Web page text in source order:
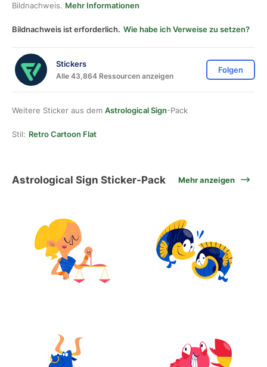
Bildnachweis. Mehr Informationen
Bildnachweis ist erforderlich. Wie habe ich Verweise zu setzen?
Stickers
Alle 43,864 Ressourcen anzeigen
Folgen
Weitere Sticker aus dem Astrological Sign-Pack
Stil: Retro Cartoon Flat
Astrological Sign Sticker-Pack Mehr anzeigen